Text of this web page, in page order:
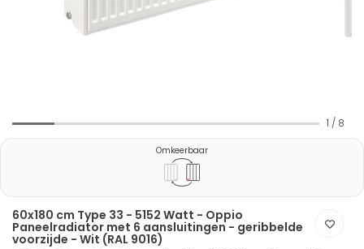
1 / 8
Omkeerbaar
60x180 cm Type 33 - 5152 Watt - Oppio
Paneelradiator met 6 aansluitingen - geribbelde
voorzijde - Wit (RAL 9016)